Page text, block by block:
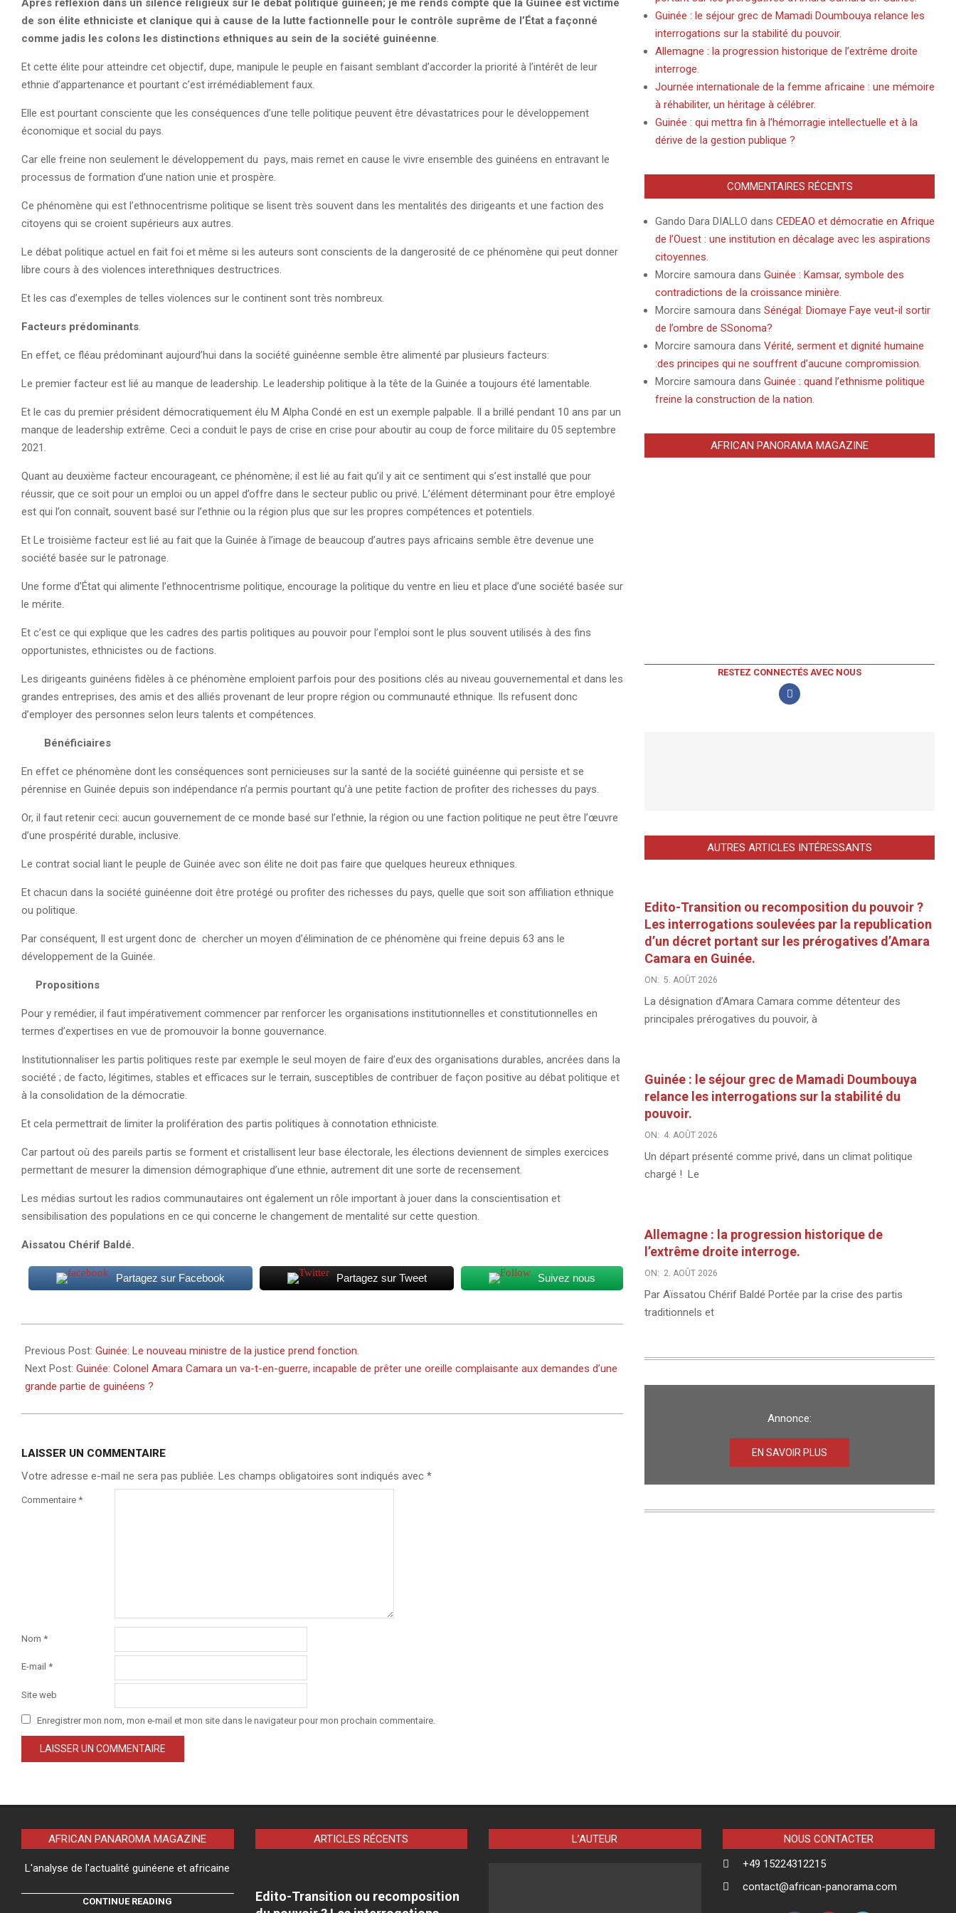
Après réflexion dans un silence religieux sur le débat politique guinéen; je me rends compte que la Guinée est victime
de son élite ethniciste et clanique qui à cause de la lutte factionnelle pour le contrôle suprême de l’État a façonné
comme jadis les colons les distinctions ethniques au sein de la société guinéenne.
Et cette élite pour atteindre cet objectif, dupe, manipule le peuple en faisant semblant d’accorder la priorité à l’intérêt de leur
ethnie d’appartenance et pourtant c’est irrémédiablement faux.
Elle est pourtant consciente que les conséquences d’une telle politique peuvent être dévastatrices pour le développement
économique et social du pays.
Car elle freine non seulement le développement du pays, mais remet en cause le vivre ensemble des guinéens en entravant le
processus de formation d’une nation unie et prospère.
Ce phénomène qui est l’ethnocentrisme politique se lisent très souvent dans les mentalités des dirigeants et une faction des
citoyens qui se croient supérieurs aux autres.
Le débat politique actuel en fait foi et même si les auteurs sont conscients de la dangerosité de ce phénomène qui peut donner
libre cours à des violences interethniques destructrices.
Et les cas d’exemples de telles violences sur le continent sont très nombreux.
Facteurs prédominants.
En effet, ce fléau prédominant aujourd’hui dans la société guinéenne semble être alimenté par plusieurs facteurs:
Le premier facteur est lié au manque de leadership. Le leadership politique à la tête de la Guinée a toujours été lamentable.
Et le cas du premier président démocratiquement élu M Alpha Condé en est un exemple palpable. Il a brillé pendant 10 ans par un
manque de leadership extrême. Ceci a conduit le pays de crise en crise pour aboutir au coup de force militaire du 05 septembre
2021.
Quant au deuxième facteur encourageant, ce phénomène; il est lié au fait qu’il y ait ce sentiment qui s’est installé que pour
réussir, que ce soit pour un emploi ou un appel d’offre dans le secteur public ou privé. L’élément déterminant pour être employé
est qui l’on connaît, souvent basé sur l’ethnie ou la région plus que sur les propres compétences et potentiels.
Et Le troisième facteur est lié au fait que la Guinée à l’image de beaucoup d’autres pays africains semble être devenue une
société basée sur le patronage.
Une forme d’État qui alimente l’ethnocentrisme politique, encourage la politique du ventre en lieu et place d’une société basée sur
le mérite.
Et c’est ce qui explique que les cadres des partis politiques au pouvoir pour l’emploi sont le plus souvent utilisés à des fins
opportunistes, ethnicistes ou de factions.
Les dirigeants guinéens fidèles à ce phénomène emploient parfois pour des positions clés au niveau gouvernemental et dans les
grandes entreprises, des amis et des alliés provenant de leur propre région ou communauté ethnique. Ils refusent donc
d’employer des personnes selon leurs talents et compétences.
Bénéficiaires
En effet ce phénomène dont les conséquences sont pernicieuses sur la santé de la société guinéenne qui persiste et se
pérennise en Guinée depuis son indépendance n’a permis pourtant qu’à une petite faction de profiter des richesses du pays.
Or, il faut retenir ceci: aucun gouvernement de ce monde basé sur l’ethnie, la région ou une faction politique ne peut être l’œuvre
d’une prospérité durable, inclusive.
Le contrat social liant le peuple de Guinée avec son élite ne doit pas faire que quelques heureux ethniques.
Et chacun dans la société guinéenne doit être protégé ou profiter des richesses du pays, quelle que soit son affiliation ethnique
ou politique.
Par conséquent, Il est urgent donc de chercher un moyen d’élimination de ce phénomène qui freine depuis 63 ans le
développement de la Guinée.
Propositions
Pour y remédier, il faut impérativement commencer par renforcer les organisations institutionnelles et constitutionnelles en
termes d’expertises en vue de promouvoir la bonne gouvernance.
Institutionnaliser les partis politiques reste par exemple le seul moyen de faire d’eux des organisations durables, ancrées dans la
société ; de facto, légitimes, stables et efficaces sur le terrain, susceptibles de contribuer de façon positive au débat politique et
à la consolidation de la démocratie.
Et cela permettrait de limiter la prolifération des partis politiques à connotation ethniciste.
Car partout où des pareils partis se forment et cristallisent leur base électorale, les élections deviennent de simples exercices
permettant de mesurer la dimension démographique d’une ethnie, autrement dit une sorte de recensement.
Les médias surtout les radios communautaires ont également un rôle important à jouer dans la conscientisation et
sensibilisation des populations en ce qui concerne le changement de mentalité sur cette question.
Aissatou Chérif Baldé.
Partagez sur Facebook Partagez sur Tweet Suivez nous
01-
04
Previous Post: Guinée: Le nouveau ministre de la justice prend fonction.
Next Post: Guinée: Colonel Amara Camara un va-t-en-guerre, incapable de prêter une oreille complaisante aux demandes d’une
grande partie de guinéens ?
LAISSER UN COMMENTAIRE
Votre adresse e-mail ne sera pas publiée. Les champs obligatoires sont indiqués avec *
Commentaire *
Nom *
E-mail *
Site web
Enregistrer mon nom, mon e-mail et mon site dans le navigateur pour mon prochain commentaire.
Guinée : le séjour grec de Mamadi Doumbouya relance les
interrogations sur la stabilité du pouvoir.
Allemagne : la progression historique de l’extrême droite
interroge.
Journée internationale de la femme africaine : une mémoire
à réhabiliter, un héritage à célébrer.
Guinée : qui mettra fin à l’hémorragie intellectuelle et à la
dérive de la gestion publique ?
COMMENTAIRES RÉCENTS
Gando Dara DIALLO dans CEDEAO et démocratie en Afrique
de l’Ouest : une institution en décalage avec les aspirations
citoyennes.
Morcire samoura dans Guinée : Kamsar, symbole des
contradictions de la croissance minière.
Morcire samoura dans Sénégal: Diomaye Faye veut-il sortir
de l’ombre de SSonoma?
Morcire samoura dans Vérité, serment et dignité humaine
:des principes qui ne souffrent d’aucune compromission.
Morcire samoura dans Guinée : quand l’ethnisme politique
freine la construction de la nation.
AFRICAN PANORAMA MAGAZINE
RESTEZ CONNECTÉS AVEC NOUS
AUTRES ARTICLES INTÉRESSANTS
Edito-Transition ou recomposition du pouvoir ?
Les interrogations soulevées par la republication
d’un décret portant sur les prérogatives d’Amara
Camara en Guinée.
ON: 5. AOÛT 2026
La désignation d’Amara Camara comme détenteur des
principales prérogatives du pouvoir, à
Guinée : le séjour grec de Mamadi Doumbouya
relance les interrogations sur la stabilité du
pouvoir.
ON: 4. AOÛT 2026
Un départ présenté comme privé, dans un climat politique
chargé ! Le
Allemagne : la progression historique de
l’extrême droite interroge.
ON: 2. AOÛT 2026
Par Aïssatou Chérif Baldé Portée par la crise des partis
traditionnels et
Annonce:
EN SAVOIR PLUS
AFRICAN PANAROMA MAGAZINE
L'analyse de l'actualité guinéene et africaine
CONTINUE READING
ARTICLES RÉCENTS
Edito-Transition ou recomposition
L’AUTEUR
NOUS CONTACTER
+49 15224312215
contact@african-panorama.com